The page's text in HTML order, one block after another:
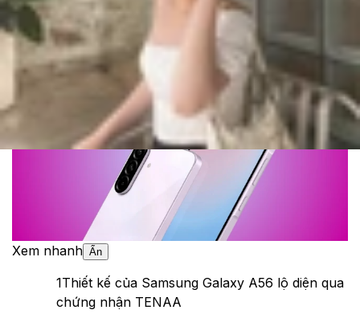
Cập nhật:
24/05/2026
Theo dõi XTMobile trên
Xem nhanh Ẩn
1Thiết kế của Samsung Galaxy A56 lộ diện qua
chứng nhận TENAA